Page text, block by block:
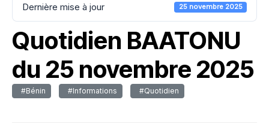
Dernière mise à jour 25 novembre 2025
Quotidien BAATONU
du 25 novembre 2025
#Bénin #Informations #Quotidien